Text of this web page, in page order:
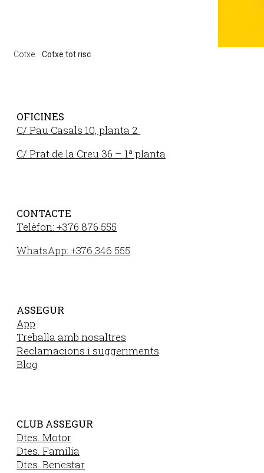
Cotxe Cotxe tot risc
OFICINES
C/ Pau Casals 10, planta 2
C/ Prat de la Creu 36 – 1ª planta
CONTACTE
Telèfon: +376 876 555
WhatsApp: +376 346 555
ASSEGUR
App
Treballa amb nosaltres
Reclamacions i suggeriments
Blog
CLUB ASSEGUR
Dtes. Motor
Dtes. Família
Dtes. Benestar